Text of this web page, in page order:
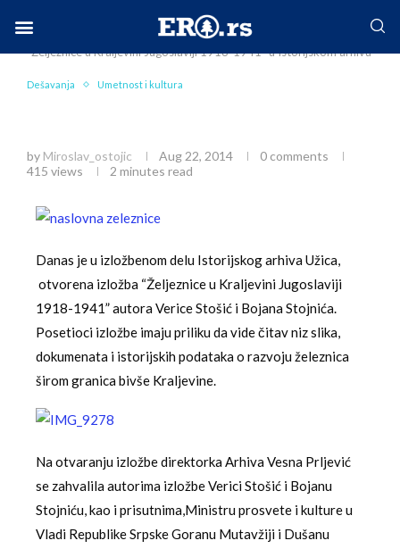
Home Užice Dešavanja
“Željeznice u Kraljevini Jugoslaviji 1918-1941” u Istorijskom arhivu
Dešavanja Umetnost i kultura
by Miroslav_ostojic Aug 22, 2014
0 comments
415 views 2 minutes read
Danas je u izložbenom delu Istorijskog arhiva Užica,
otvorena izložba “Željeznice u Kraljevini Jugoslaviji
1918-1941” autora Verice Stošić i Bojana Stojnića.
Posetioci izložbe imaju priliku da vide čitav niz slika,
dokumenata i istorijskih podataka o razvoju železnica
širom granica bivše Kraljevine.
Na otvaranju izložbe direktorka Arhiva Vesna Prljević
se zahvalila autorima izložbe Verici Stošić i Bojanu
Stojniću, kao i prisutnima,Ministru prosvete i kulture u
Vladi Republike Srpske Goranu Mutavžiji i Dušanu